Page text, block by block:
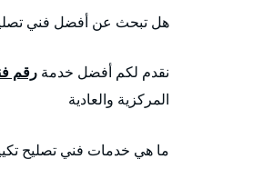
هل تبحث عن أفضل فني
نقدم لكم أفضل خدمة رقم
المركزية والعادية
ما هي خدمات فني تصليح